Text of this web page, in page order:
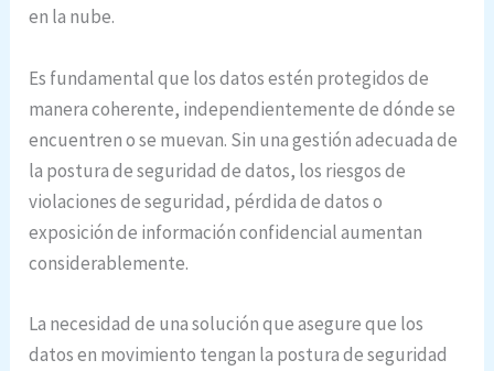
en la nube.
Es fundamental que los datos estén protegidos de
manera coherente, independientemente de dónde se
encuentren o se muevan. Sin una gestión adecuada de
la postura de seguridad de datos, los riesgos de
violaciones de seguridad, pérdida de datos o
exposición de información confidencial aumentan
considerablemente.
La necesidad de una solución que asegure que los
datos en movimiento tengan la postura de seguridad